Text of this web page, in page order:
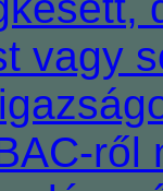
vagy